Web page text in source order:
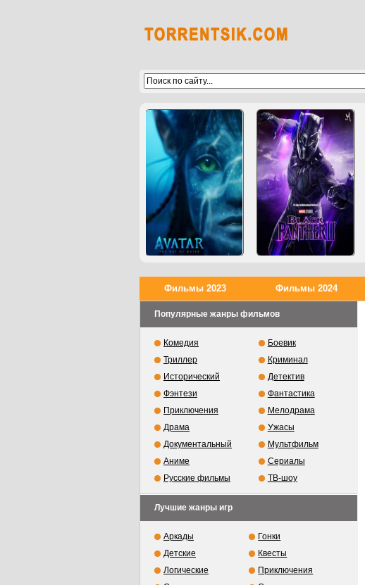
Фильмы 2023 Фильмы 2024
Популярные жанры фильмов
Комедия
Боевик
Триллер
Криминал
Исторический
Детектив
Фэнтези
Фантастика
Приключения
Мелодрама
Драма
Ужасы
Документальный
Мультфильм
Аниме
Сериалы
Русские фильмы
ТВ-шоу
Лучшие жанры игр
Аркады
Гонки
Детские
Квесты
Логические
Приключения